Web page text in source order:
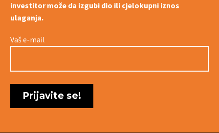
investitor može da izgubi dio ili cjelokupni iznos
ulaganja.
Vaš e-mail